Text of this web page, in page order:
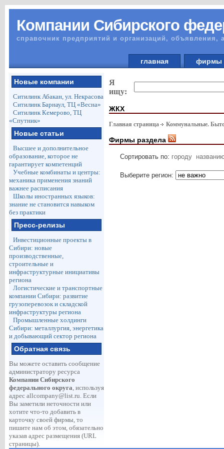
Компании Сибирского
справочник предприятий и организаций, объявления,
главная
Новые компании
Ситилинк Абакан, ул. Некрасова
Ситилинк Барнаул, ТЦ «Весна»
Ситилинк Кемерово, ТЦ
«Спутник»
Новые статьи
Высшее и дополнительное
образование, которое не
гарантирует компетенций
Учебные комбинаты и центры:
механика применения знаний
важнее расписания
Школы иностранных языков:
знание не становится навыком
без практики
Пресс-релизы
Инвестиционные проекты в
Сибири: новые
производственные,
строительные и
инфраструктурные инициативы
региона
Логистические и транспортные
компании Сибири: развитие
грузоперевозок и складской
инфраструктуры региона
Промышленные холдинги
Сибири: металлургия, энергетика
и добывающий сектор региона
Обратная связь
Вы можете оставить сообщение
администратору ресурса
Компании Сибирского
федерального округа, используя
адрес allcompany@list.ru. Если
Вы заметили неточности или
хотите что-то добавить в
карточку своей фирмы, то
пишите нам об этом, обязательно
указав адрес размещения (URL
страницы).
Я
ищу:
ЖКХ
Главная страница Коммунальные.
Фирмы раздела
Сортировать по: городу
Выберите регион: